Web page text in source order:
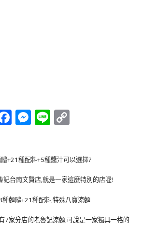
Facebook
Messenger
Line
+21種配料+5種醬汁可以選擇?
記台南文賢店,就是一家這麼特別的店喔!
7家分店的老魯記涼麵,可說是一家獨具一格的